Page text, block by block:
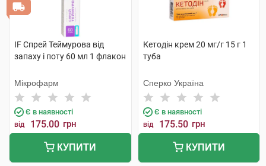
IF Спрей Теймурова від
запаху і поту 60 мл 1 флакон
Мікрофарм
Є в наявності
від 175.00 грн
КУПИТИ
Кетодін крем 20 мг/г 15 г 1
туба
Сперко Україна
Є в наявності
від 175.50 грн
КУПИТИ